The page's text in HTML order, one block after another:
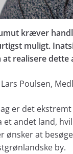
kræver
muligt.
at realisere
Poulsen,
er det
et andet land,
ønsker at
by.